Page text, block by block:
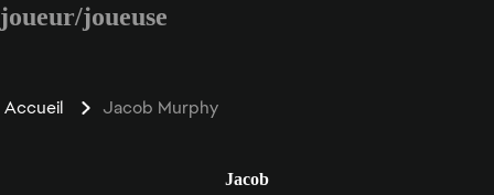
joueur/joueuse
Accueil Jacob Murphy
Jacob